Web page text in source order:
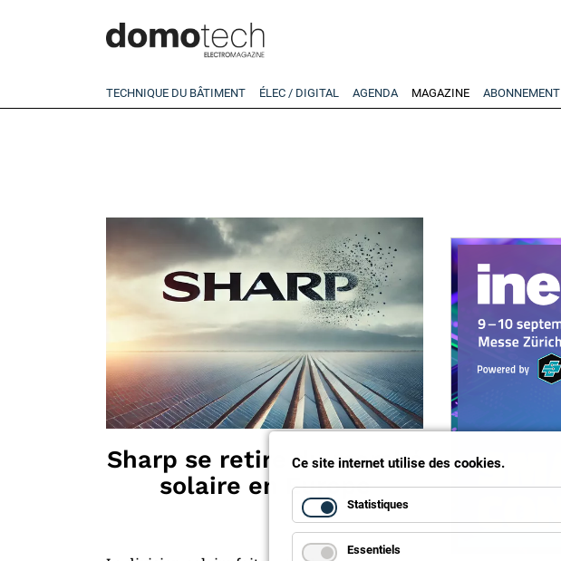
TECHNIQUE DU BÂTIMENT ÉLEC / DIGITAL AGENDA MAGAZINE ABONNEMENT
Sharp se retire du marché
solaire en Europe
Ce site internet utilise des cookies.
Statistiques
Essentiels